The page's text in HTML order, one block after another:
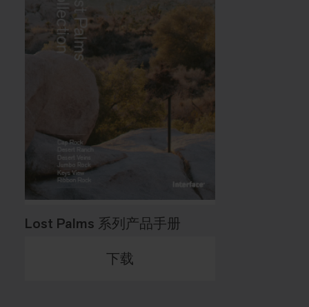
Lost Palms 系列产品手册
下载